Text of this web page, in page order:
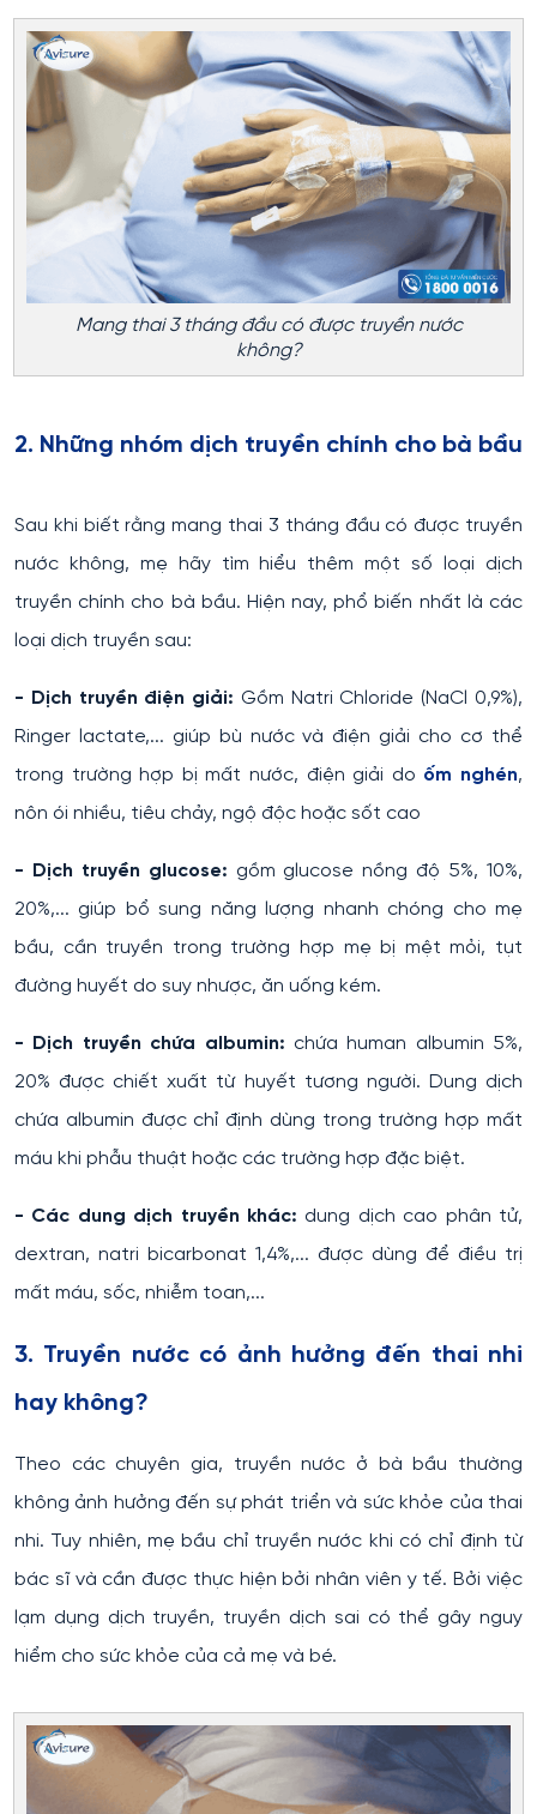
Mang thai 3 tháng đầu có được truyền nước
không?
2. Những nhóm dịch truyền chính cho bà bầu
Sau khi biết rằng mang thai 3 tháng đầu có được truyền
nước không, mẹ hãy tìm hiểu thêm một số loại dịch
truyền chính cho bà bầu. Hiện nay, phổ biến nhất là các
loại dịch truyền sau:
- Dịch truyền điện giải: Gồm Natri Chloride (NaCl 0,9%),
Ringer lactate,... giúp bù nước và điện giải cho cơ thể
trong trường hợp bị mất nước, điện giải do ốm nghén,
nôn ói nhiều, tiêu chảy, ngộ độc hoặc sốt cao
- Dịch truyền glucose: gồm glucose nồng độ 5%, 10%,
20%,... giúp bổ sung năng lượng nhanh chóng cho mẹ
bầu, cần truyền trong trường hợp mẹ bị mệt mỏi, tụt
đường huyết do suy nhược, ăn uống kém.
- Dịch truyền chứa albumin: chứa human albumin 5%,
20% được chiết xuất từ huyết tương người. Dung dịch
chứa albumin được chỉ định dùng trong trường hợp mất
máu khi phẫu thuật hoặc các trường hợp đặc biệt.
- Các dung dịch truyền khác: dung dịch cao phân tử,
dextran, natri bicarbonat 1,4%,... được dùng để điều trị
mất máu, sốc, nhiễm toan,...
3. Truyền nước có ảnh hưởng đến thai nhi
hay không?
Theo các chuyên gia, truyền nước ở bà bầu thường
không ảnh hưởng đến sự phát triển và sức khỏe của thai
nhi. Tuy nhiên, mẹ bầu chỉ truyền nước khi có chỉ định từ
bác sĩ và cần được thực hiện bởi nhân viên y tế. Bởi việc
lạm dụng dịch truyền, truyền dịch sai có thể gây nguy
hiểm cho sức khỏe của cả mẹ và bé.